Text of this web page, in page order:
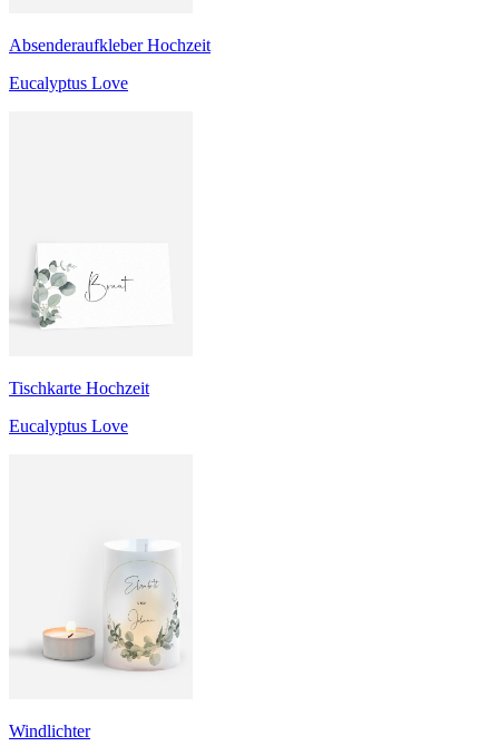
Absenderaufkleber Hochzeit
Eucalyptus Love
Tischkarte Hochzeit
Eucalyptus Love
Windlichter